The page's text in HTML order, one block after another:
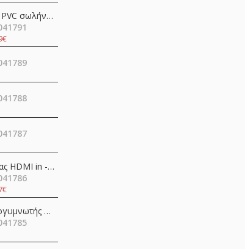
Κόφτης για PVC σωλήνες SR-366 Pro'sKit
Μετατροπέας HDMI in -> HDMI + SPDIF + 3.5mm out 4K@60Hz OZV8
Κόφτης απογυμνωτής 0.5-4.0mm ψαλίδι ακριβείας CP-108 (6PK-223) Pro'sKit